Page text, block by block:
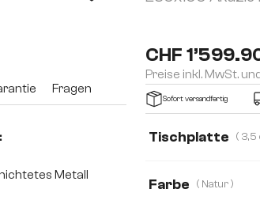
CHF
Preise inkl. MwSt.
Sofort versandfertig
Tischplatte
Farbe ( Natur )
Fragen
Metall